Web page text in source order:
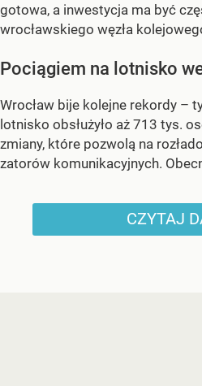
gotowa, a inwestycja ma być
wrocławskiego węzła
Pociągiem na lotnisko
Wrocław bije kolejne rekordy –
lotnisko obsłużyło aż 713 tys.
zmiany, które pozwolą na
zatorów komunikacyjnych.
CZYTAJ